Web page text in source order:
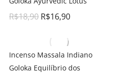
R$18,90 R$16,90
Incenso Massala Indiano
Goloka Equilíbrio dos